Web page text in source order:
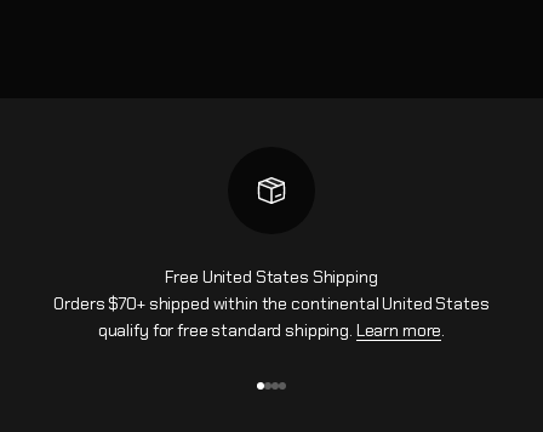
Free United States Shipping
Orders $70+ shipped within the continental United States
qualify for free standard shipping. Learn more.